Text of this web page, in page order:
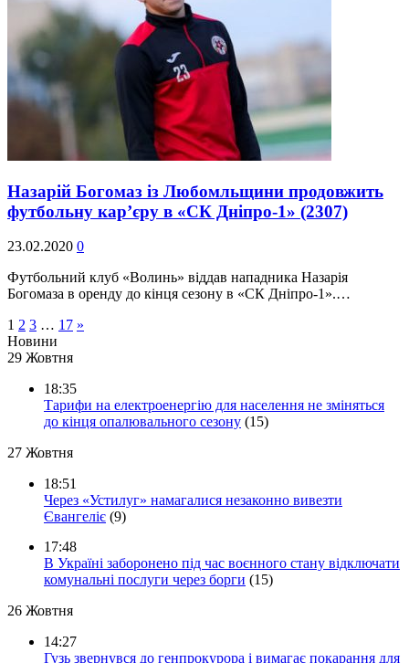
Назарій Богомаз із Любомльщини продовжить
футбольну кар’єру в «СК Дніпро-1» (2307)
23.02.2020 0
Футбольний клуб «Волинь» віддав нападника Назарія
Богомаза в оренду до кінця сезону в «СК Дніпро-1».…
1 2 3 … 17 »
Новини
29 Жовтня
18:35
Тарифи на електроенергію для населення не зміняться
до кінця опалювального сезону (15)
27 Жовтня
18:51
Через «Устилуг» намагалися незаконно вивезти
Євангеліє (9)
17:48
В Україні заборонено під час воєнного стану відключати
комунальні послуги через борги (15)
26 Жовтня
14:27
Гузь звернувся до генпрокурора і вимагає покарання для